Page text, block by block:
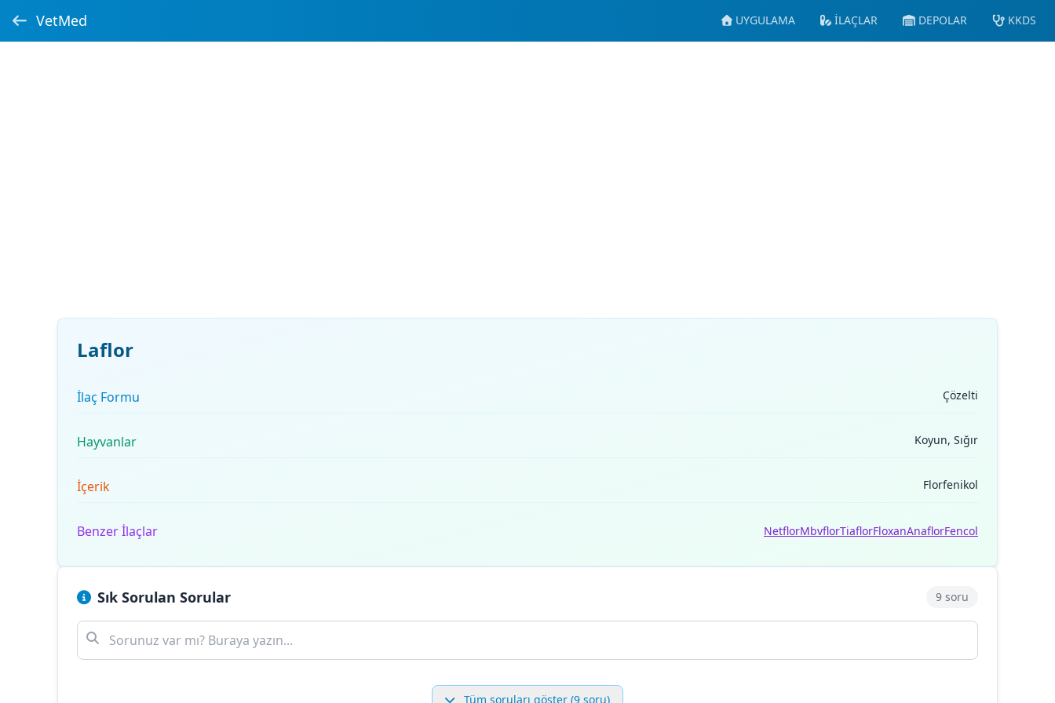
VetMed UYGULAMA İLAÇLAR DEPOLAR KKDS
Laflor
İlaç Formu Çözelti
Hayvanlar Koyun, Sığır
İçerik Florfenikol
Benzer İlaçlar NetflorMbvflorTiaflorFloxanAnaflorFencol
Sık Sorulan Sorular 9 soru
Tüm soruları göster (9 soru)